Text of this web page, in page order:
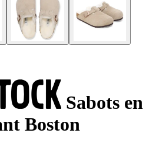
Sabots en
Boston